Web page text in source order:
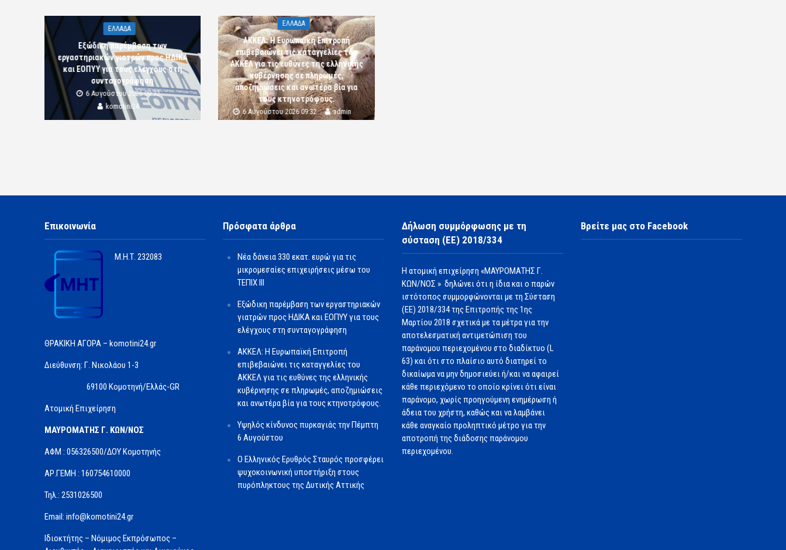
ΕΛΛΑΔΑ
Εξώδικη παρέμβαση των
εργαστηριακών γιατρών προς ΗΔΙΚΑ
και ΕΟΠΥΥ για τους ελέγχους στη
συνταγογράφηση
6 Αυγούστου 2026 09:32
komotini24
ΕΛΛΑΔΑ
ΑΚΚΕΛ: Η Ευρωπαϊκή Επιτροπή
επιβεβαιώνει τις καταγγελίες του
ΑΚΚΕΛ για τις ευθύνες της ελληνικής
κυβέρνησης σε πληρωμές,
αποζημιώσεις και ανωτέρα βία για
τους κτηνοτρόφους.
6 Αυγούστου 2026 09:32 admin
Επικοινωνία
Μ.Η.Τ. 232083
ΘΡΑΚΙΚΗ ΑΓΟΡΑ – komotini24.gr
Διεύθυνση: Γ. Νικολάου 1-3
69100 Κομοτηνή/Ελλάς-GR
Ατομική Επιχείρηση
ΜΑΥΡΟΜΑΤΗΣ Γ. ΚΩΝ/ΝΟΣ
ΑΦΜ : 056326500/ΔOΥ Κομοτηνής
ΑΡ.ΓΕΜΗ : 160754610000
Τηλ.: 2531026500
Email: info@komotini24.gr
Ιδιοκτήτης – Νόμιμος Εκπρόσωπος –
Πρόσφατα άρθρα
Νέα δάνεια 330 εκατ. ευρώ για τις
μικρομεσαίες επιχειρήσεις μέσω του
ΤΕΠΙΧ ΙΙΙ
Εξώδικη παρέμβαση των εργαστηριακών
γιατρών προς ΗΔΙΚΑ και ΕΟΠΥΥ για τους
ελέγχους στη συνταγογράφηση
ΑΚΚΕΛ: Η Ευρωπαϊκή Επιτροπή
επιβεβαιώνει τις καταγγελίες του
ΑΚΚΕΛ για τις ευθύνες της ελληνικής
κυβέρνησης σε πληρωμές, αποζημιώσεις
και ανωτέρα βία για τους κτηνοτρόφους.
Υψηλός κίνδυνος πυρκαγιάς την Πέμπτη
6 Αυγούστου
Ο Ελληνικός Ερυθρός Σταυρός προσφέρει
ψυχοκοινωνική υποστήριξη στους
πυρόπληκτους της Δυτικής Αττικής
Δήλωση συμμόρφωσης με τη
σύσταση (ΕΕ) 2018/334
Η ατομική επιχείρηση «ΜΑΥΡΟΜΑΤΗΣ Γ.
ΚΩΝ/ΝΟΣ » δηλώνει ότι η ίδια και ο παρών
ιστότοπος συμμορφώνονται με τη Σύσταση
(ΕΕ) 2018/334 της Επιτροπής της 1ης
Μαρτίου 2018 σχετικά με τα μέτρα για την
αποτελεσματική αντιμετώπιση του
παράνομου περιεχομένου στο διαδίκτυο (L
63) και ότι στο πλαίσιο αυτό διατηρεί το
δικαίωμα να μην δημοσιεύει ή/και να αφαιρεί
κάθε περιεχόμενο το οποίο κρίνει ότι είναι
παράνομο, χωρίς προηγούμενη ενημέρωση ή
άδεια του χρήστη, καθώς και να λαμβάνει
κάθε αναγκαίο προληπτικό μέτρο για την
αποτροπή της διάδοσης παράνομου
περιεχομένου.
Βρείτε μας στο Facebook